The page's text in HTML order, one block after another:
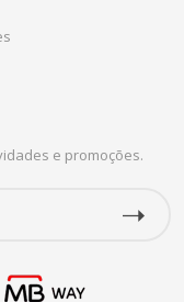
e promoções.